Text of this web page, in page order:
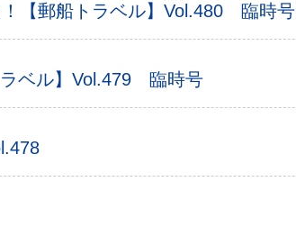
【郵船トラベル】Vol.480 臨時号
ラベル】Vol.479 臨時号